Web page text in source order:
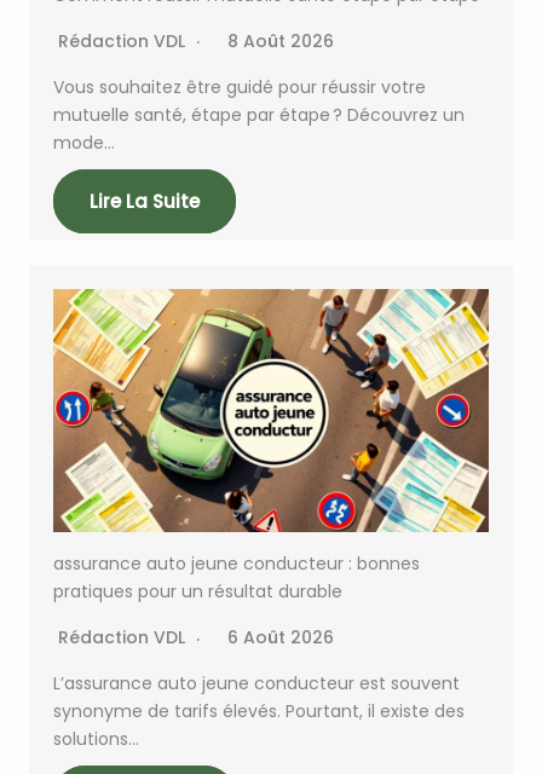
Rédaction VDL
8 Août 2026
Vous souhaitez être guidé pour réussir votre
mutuelle santé, étape par étape ? Découvrez un
mode…
Lire La Suite
assurance auto jeune conducteur : bonnes
pratiques pour un résultat durable
Rédaction VDL
6 Août 2026
L’assurance auto jeune conducteur est souvent
synonyme de tarifs élevés. Pourtant, il existe des
solutions…